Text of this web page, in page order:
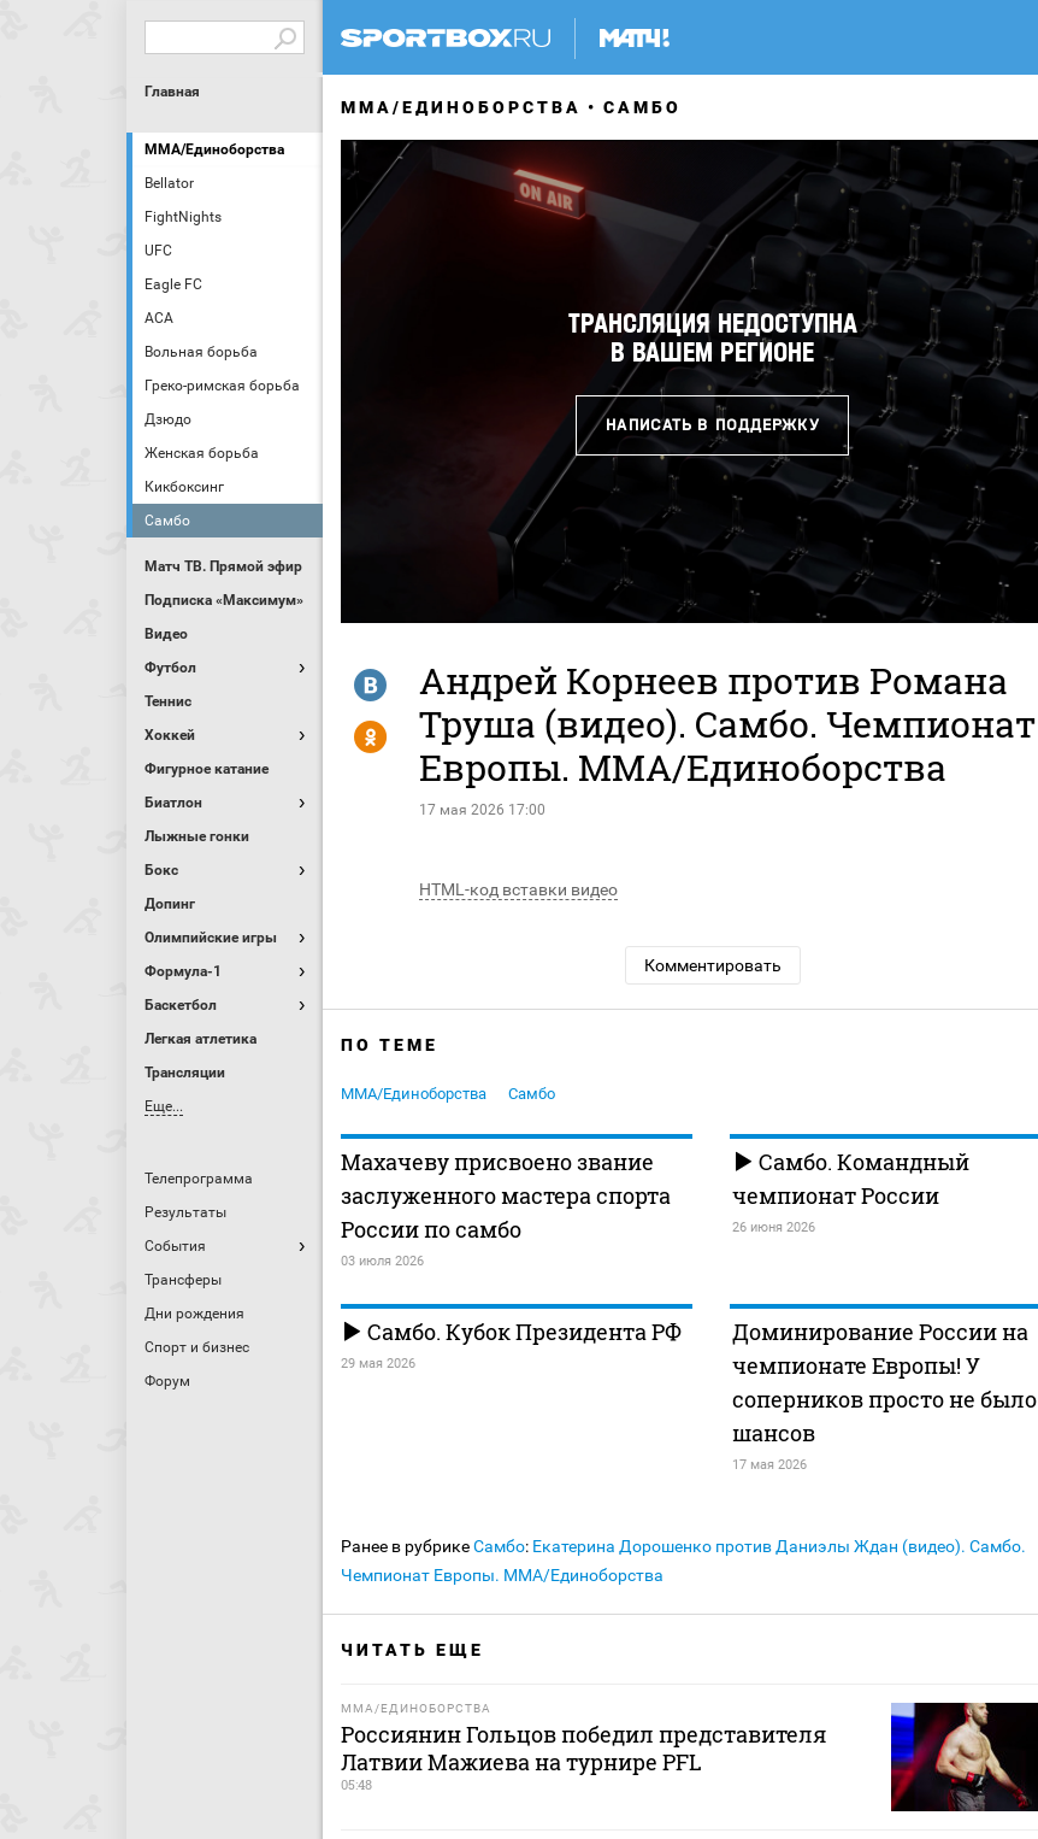
Главная
MMA/Единоборства
Bellator
FightNights
UFC
Eagle FC
АСА
Вольная борьба
Греко-римская борьба
Дзюдо
Женская борьба
Кикбоксинг
Самбо
Матч ТВ. Прямой эфир
Подписка «Максимум»
Видео
Футбол
Теннис
Хоккей
Фигурное катание
Биатлон
Лыжные гонки
Бокс
Допинг
Олимпийские игры
Формула-1
Баскетбол
Легкая атлетика
Трансляции
Еще...
Телепрограмма
Результаты
События
Трансферы
Дни рождения
Спорт и бизнес
Форум
MMA/ЕДИНОБОРСТВА САМБО
Андрей Корнеев против Романа
Труша (видео). Самбо. Чемпионат
Европы. MMA/Единоборства
17 мая 2026 17:00
R
Y
HTML-код вставки видео
Комментировать
ПО ТЕМЕ
MMA/Единоборства Самбо
Махачеву присвоено звание
заслуженного мастера спорта
России по самбо
03 июля 2026
Самбо. Командный
чемпионат России
26 июня 2026
Самбо. Кубок Президента РФ
29 мая 2026
Доминирование России на
чемпионате Европы! У
соперников просто не было
шансов
17 мая 2026
Ранее в рубрикеСамбо: Екатерина Дорошенко против Даниэлы Ждан (видео). Самбо.
Чемпионат Европы. MMA/Единоборства
ЧИТАТЬ ЕЩЕ
MMA/ЕДИНОБОРСТВА
Россиянин Гольцов победил представителя
Латвии Мажиева на турнире PFL
05:48